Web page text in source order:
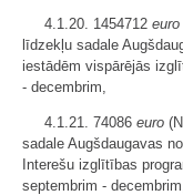
4.1.20. 1454712 euro
līdzekļu sadale
iestādēm vispārējās
- decembrim,
4.1.21. 74086 euro
sadale Augšdaugavas
Interešu izglītības
septembrim - decembrim,